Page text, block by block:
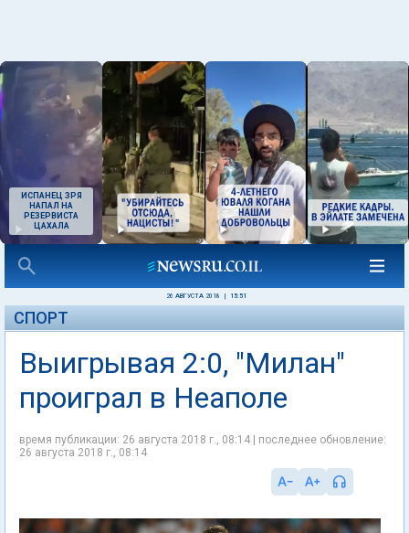
ИСПАНЕЦ ЗРЯ
НАПАЛ НА
РЕЗЕРВИСТА
ЦАХАЛА
26 АВГУСТА 2018 15:51
СПОРТ
Выигрывая 2:0, "Милан"
проиграл в Неаполе
время публикации: 26 августа 2018 г., 08:14 | последнее обновление:
26 августа 2018 г., 08:14